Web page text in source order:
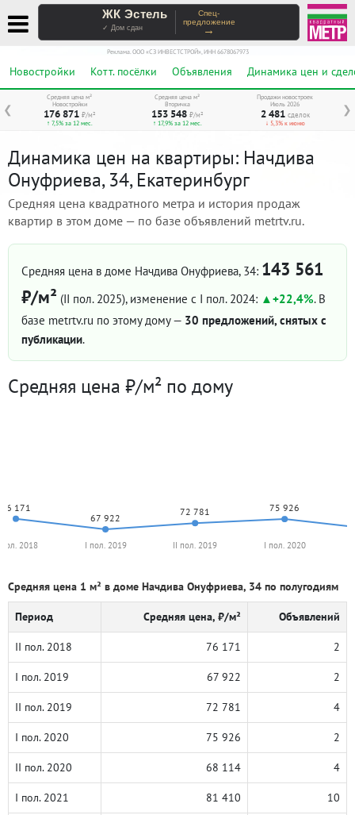
ЖК Эстель
✓ Дом сдан
Спец-
предложение
→
Реклама. ООО «СЗ ИНВЕСТСТРОЙ», ИНН 6678067973
Новостройки Котт. посёлки Объявления Динамика цен и
❮ ❯
Средняя цена м²
Новостройки
176 871 ₽/м²
↑ 7,5% за 12 мес.
Средняя цена м²
Вторичка
153 548 ₽/м²
↑ 17,9% за 12 мес.
Продажи новостроек
Июль 2026
2 481 сделок
↓ 5,3% к июню
Динамика цен на квартиры: Начдива
Онуфриева, 34, Екатеринбург
Средняя цена квадратного метра и история продаж
квартир в этом доме — по базе объявлений metrtv.ru.
Средняя цена в доме Начдива Онуфриева, 34: 143 561
₽/м² (II пол. 2025), изменение с I пол. 2024: +22,4%. В
базе metrtv.ru по этому дому — 30 предложений, снятых с
публикации.
Средняя цена ₽/м² по дому
76 171
67 922
72 781 75 926
2018 I пол. 2019 II пол. 2019 I пол. 2020
Средняя цена 1 м² в доме Начдива Онуфриева, 34 по полугодиям
Период Средняя цена, ₽/м² Объявлений
II пол. 2018 76 171 2
I пол. 2019 67 922 2
II пол. 2019 72 781 4
I пол. 2020 75 926 2
II пол. 2020 68 114 4
I пол. 2021 81 410 10